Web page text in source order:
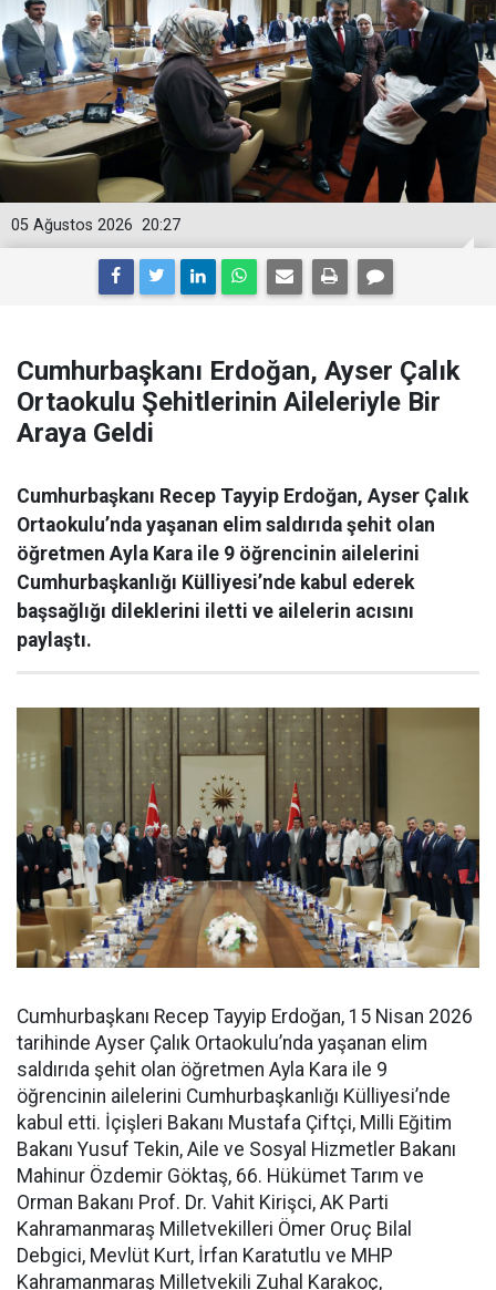
20:27
05 Ağustos 2026
Cumhurbaşkanı Erdoğan, Ayser Çalık
Ortaokulu Şehitlerinin Aileleriyle Bir
Araya Geldi
Cumhurbaşkanı Recep Tayyip Erdoğan, Ayser Çalık
Ortaokulu’nda yaşanan elim saldırıda şehit olan
öğretmen Ayla Kara ile 9 öğrencinin ailelerini
Cumhurbaşkanlığı Külliyesi’nde kabul ederek
başsağlığı dileklerini iletti ve ailelerin acısını
paylaştı.
Cumhurbaşkanı Recep Tayyip Erdoğan, 15 Nisan 2026
tarihinde Ayser Çalık Ortaokulu’nda yaşanan elim
saldırıda şehit olan öğretmen Ayla Kara ile 9
öğrencinin ailelerini Cumhurbaşkanlığı Külliyesi’nde
kabul etti. İçişleri Bakanı Mustafa Çiftçi, Milli Eğitim
Bakanı Yusuf Tekin, Aile ve Sosyal Hizmetler Bakanı
Mahinur Özdemir Göktaş, 66. Hükümet Tarım ve
Orman Bakanı Prof. Dr. Vahit Kirişci, AK Parti
Kahramanmaraş Milletvekilleri Ömer Oruç Bilal
Debgici, Mevlüt Kurt, İrfan Karatutlu ve MHP
Kahramanmaraş Milletvekili Zuhal Karakoç,